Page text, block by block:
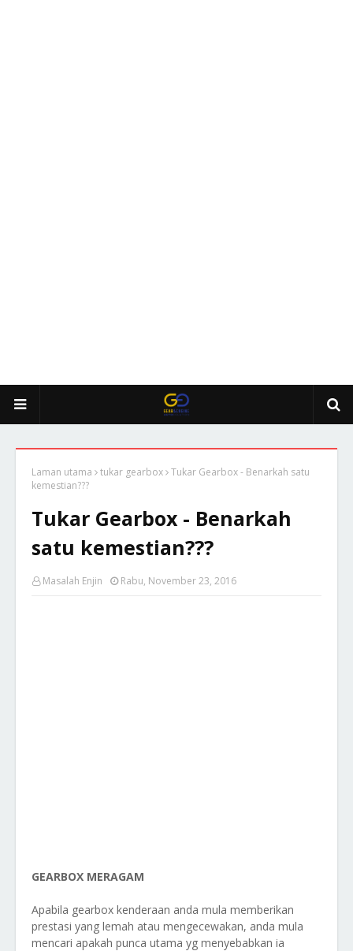
Laman utama tukar gearbox Tukar Gearbox - Benarkah satu
kemestian???
Tukar Gearbox - Benarkah
satu kemestian???
Masalah Enjin Rabu, November 23, 2016
GEARBOX MERAGAM
Apabila gearbox kenderaan anda mula memberikan
prestasi yang lemah atau mengecewakan, anda mula
mencari apakah punca utama yg menyebabkan ia